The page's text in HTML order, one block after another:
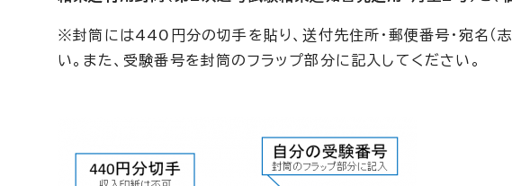
※封筒には440円分の切手を貼り、送付先住所・郵便番号・宛名（志
い。また、受験番号を封筒のフラップ部分に記入してください。